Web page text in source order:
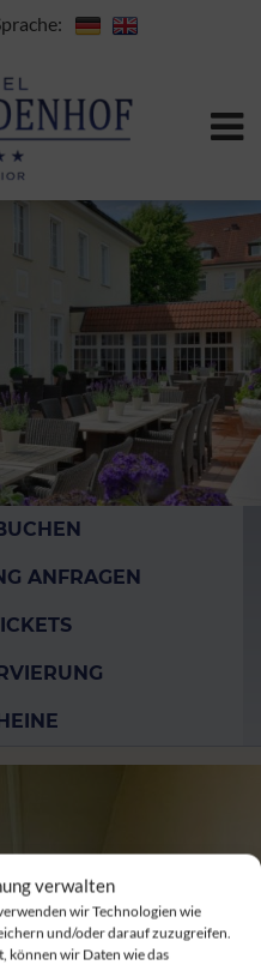
verwalten
wir Technologien wie
und/oder darauf zuzugreifen.
können wir Daten wie das
ANFRAGEN